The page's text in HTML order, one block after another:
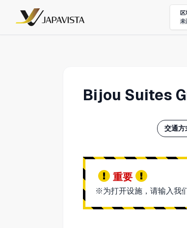
未
Bijou Suites
交通方
重要
※为打开设施，请输入我